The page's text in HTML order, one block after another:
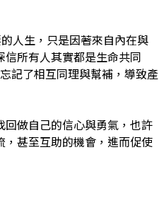
人生，只是因著來自內在與
所有人其實都是生命共同
記了相互同理與幫補，導致產
做自己的信心與勇氣，也許
甚至互助的機會，進而促使